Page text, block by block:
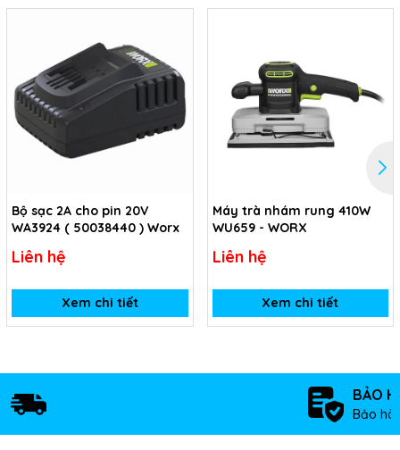
Bộ sạc 2A cho pin 20V
WA3924 ( 50038440 ) Worx
Liên hệ
Xem chi tiết
Máy trà nhám rung 410W
WU659 - WORX
Liên hệ
Xem chi tiết
BẢO
Bảo